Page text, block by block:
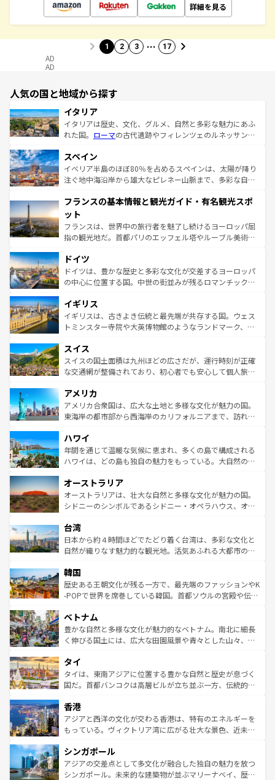
詳細を見る
1 2 3 … 17
AD
AD
人気の国と地域から探す
イタリア
イタリアは歴史、文化、グルメ、自然と多彩な魅力にあふ
れた国。 ローマの古代遺跡やフィレンツェのルネッサンス
ろん、トスカーナの美しい田園風景やアマルフィ海岸の絶
景など、自然景観も見逃せない。観光の合間には、本場の
ピザやパスタなど、絶品のイタリア料理を堪能することも
ませてくれるイタリアで、忘れられない旅をしてみよう！
なお、新着のイタリア情報は
しい。
スペイン
イベリア半島のほぼ80％を占めるスペインは、太陽が降り
注ぐ地中海沿岸から雄大なピレネー山脈まで、多彩な自然
文化が根付くこの国では、情熱的なフラメンコ、熱気あふ
れる闘牛、そして美味しいタパスが生活の一部となってい
る。首都マドリードの洗練された雰囲気や、バルセロナの
アートに溢れた街角から、地方では古代ローマ遺跡や中世
せる。地方によって風土や気候が異なるスペインはその個
性で訪れる人を魅了する。 なお、新着のスペイン情報は コ
ンテンツ一覧を参照してほしい。
フランスの基本情報と観光ガイド・有名観光スポ
ット
フランスは、世界中の旅行者を魅了し続けるヨーロッパ屈
指の観光地だ。首都パリのエッフェル塔やルーブル美術館
で、幅広い魅力が詰まっている。華麗な宮殿、歴史的な大
聖堂、美しいビーチ、そして豊かな自然が、訪れる者を心
から魅了する。また、フランスは美食の国としても知ら
いる。シャンパンの発祥地であるランス、プロヴァンスの
香り高いラベンダー畑など、多彩な楽しみ方が可能だ。さ
らに、パリ以外の地域にも魅力が溢れており、どの街角に
れる地方に足を運ぶとそれぞれで全く異なる文化を体験で
きるだろう。 なお、新着のフランス情報はコンテンツ一覧
を参照してほしい。
ドイツ
ドイツは、豊かな歴史と多彩な文化が交差するヨーロッパ
の中心に位置する国。中世の街並みが残るロマンチック街
顔を持つこの国は、どこを歩いても飽きることがない。ベ
ルリンの文化的活気、バイエルン州のアルプスの絶景、そ
してライン川沿いのワイン畑といった風景は必見。ビール
は、お酒好きな人にはぜひ体験してほしい。 なお、新着の
ドイツ情報はコンテンツ一覧を参照してほしい。
イギリス
イギリスは、古きよき伝統と最先端が共存する国。ウェス
トミンスター寺院や大英博物館のようなランドマーク、歴
リアごとに異なる魅力がある。また、優雅なアフタヌーン
ティー、ビール好きにはたまらない英国パブ、サッカー観
戦など、本場だからこそできる体験も豊富。イギリスを旅
ンツ一覧を参照してほしい。
スイス
スイスの国土面積は九州ほどの広さだが、運行時刻が正確
な交通網が整備されており、初心者でも安心して個人旅行
の建物がそのまま残る町や、スイスならではのユニークな
博物館もあり、アルプス観光だけでなく町歩きも満喫する
ことができる。国民の所得が高いため物価も高いが、旅行
ば市内交通費無料で観光を楽しむこともできる。 なお、新
着のスイス情報はコンテンツ一覧 を参照してほしい。
アメリカ
アメリカ合衆国は、広大な土地と多様な文化が魅力の国。
東海岸の都市部から西海岸のカリフォルニアまで、訪れる
のような巨大都市は、観光、ショッピング、エンターテイ
ンメントが詰まった刺激的なスポットだ。一方、アメリカ
西部には大自然が広がり、グランドキャニオンやイエロー
部のニューオーリンズでは、音楽と美食が融合した独特の
文化が魅力。旅行者はアメリカの各地域で異なる魅力を楽
しみながら、その多様性と豊かな歴史を感じることができ
ならではの贅沢な旅のスタイルだ。 なお、新着のアメリカ
情報はコンテンツ一覧を参照してほしい。
ハワイ
年間を通じて温暖な気候に恵まれ、多くの島で構成される
ハワイは、どの島も独自の魅力をもっている。大自然の神
ワイ島は見逃せない。また、定番の観光地といえばオアフ
島だが、静かな自然を求めるならマウイ島やカウアイ島が
おすすめ。エメラルドグリーンに輝く海をはじめ、豊かな
れるおもてなしの心で訪れる人々を迎えてくれるハワイの
人々、おいしいローカルフードやハワイアンミュージッ
ク、伝統的なフラダンスなど、すべてがハワイの魅力を彩
ワイを、存分に味わってほしい。 なお、新着のハワイ情報
はコンテンツ一覧を参照してほしい。
オーストラリア
オーストラリアは、壮大な自然と多様な文化が魅力の国。
シドニーのシンボルであるシドニー・オペラハウス、オー
リアリーフや大陸中央部にそびえるウルル（エアーズロッ
ク）、タスマニアの美しい原生林やケアンズの熱帯雨林な
ど、見どころがたくさん。また、カフェやワイン、オージ
いる。アクティビティも充実しており、サーフィンやダイ
ビング、ハイキングなど、アウトドア好きにはたまらな
い。オーストラリアの多彩な魅力を存分に味わいつくそ
参照してほしい。
台湾
日本から約４時間ほどでたどり着く台湾は、多彩な文化と
自然が織りなす魅力的な観光地。活気あふれる大都市の台
ン）、静ひつな山岳地帯である台湾東部など、都市の喧騒
と山間の静けさが共存しており、訪れる人に新しい発見と
驚きをもたらしてくれる。また、奥深い台湾の食文化も魅
容にもいいと評判のスイーツなど、バラエティ豊かな料理
が味わえる。 なお、新着の台湾情報は コンテンツ一覧を参
照してほしい。
韓国
歴史ある王朝文化が残る一方で、最先端のファッションやK
-POPで世界を席巻している韓国。首都ソウルの宮殿や伝統
き、地方に足を延ばせば四季折々の自然美を楽しむことが
できる。そして、キムチや焼肉、絶品のストリートフード
まで、さまざまな韓国料理が待っている。夜には、韓国な
リティに包まれながら、韓国の多彩な魅力を心ゆくまで味
わってみてほしい。 なお、新着の韓国情報はコンテンツ一
覧を参照してほしい。
ベトナム
豊かな自然と多様な文化が魅力的なベトナム。南北に細長
く伸びる国土には、広大な田園風景や青々とした山々、世
急速な発展と共に伝統が息づく。ハノイの古い町並みやホ
ーチミン市のフランス統治時代の建物も、独特の雰囲気を
醸し出している。また、バラエティの豊かさとおいしさで
とつ。フォーやバインミー、ベトナムコーヒーなどは、ぜ
ひ現地で味わいたい。どの地域を訪れてもあたたかい人々
が旅行者を迎えてくれるので、きっと忘れられない旅にな
参照してほしい。
タイ
タイは、東南アジアに位置する豊かな自然と歴史が息づく
国だ。首都バンコクは高層ビルが立ち並ぶ一方、伝統的な
の活気が交差している。北部ではチェンマイなどの山岳地
帯で自然と触れ合い、南部ではプーケットやクラビの美し
いビーチでリゾート気分を楽しむことができる。タイ料理
激する。気候は一年中温暖で、どの季節にも異なる楽しみ
が待っている。親しみやすいタイの人々、仏教を中心とし
た文化、そして多様な観光資源が、訪れる旅人を魅了し続
香港
アジアと西洋の文化が交わる香港は、特有のエネルギーを
もっている。ヴィクトリア湾に広がる壮大な景色、近未来
み、どこを訪れても感動するはず。観光スポットが密集し
ており、効率よく見どころを回れるのも魅力。息をのむよ
うな絶景から文化的な体験まで、香港を存分に楽しみ尽く
シンガポール
アジアの交差点として多文化が融合した独自の魅力を放つ
シンガポール。未来的な建築物が並ぶマリーナベイ、歴史